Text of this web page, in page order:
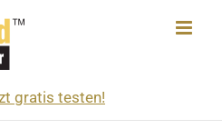
gratis testen!